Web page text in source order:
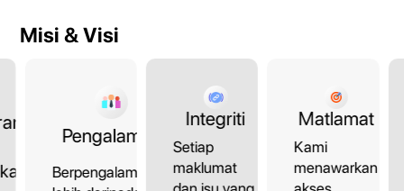
Misi & Visi
Pengalaman
Berpengalaman
Integriti
Setiap
maklumat
Matlamat
Kami
menawarkan